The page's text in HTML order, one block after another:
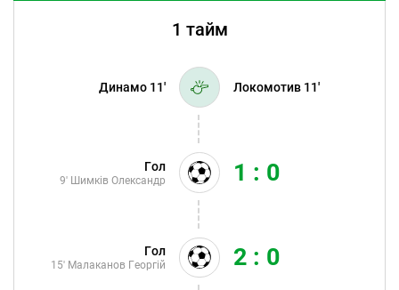
1 тайм
Динамо 11' Локомотив 11'
Гол
9' Шимків Олександр 1 : 0
Гол
15' Малаканов Георгій 2 : 0